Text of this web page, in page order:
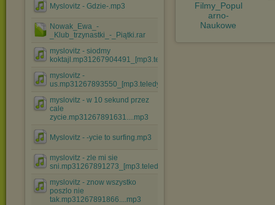
Myslovitz - Gdzie-.mp3
Nowak_Ewa_-
_Klub_trzynastki_-_Piątki.rar
myslovitz - siodmy
koktajl.mp31267904491_[mp3.teledysk....mp3
myslovitz -
us.mp31267893550_[mp3.teledyski.info].mp3
myslovitz - w 10 sekund przez
cale
zycie.mp31267891631....mp3
Myslovitz - -ycie to surfing.mp3
myslovitz - zle mi sie
sni.mp31267891273_[mp3.teledysk....mp3
myslovitz - znow wszystko
poszlo nie
tak.mp31267891866....mp3
Filmy_Popul
arno-
Naukowe